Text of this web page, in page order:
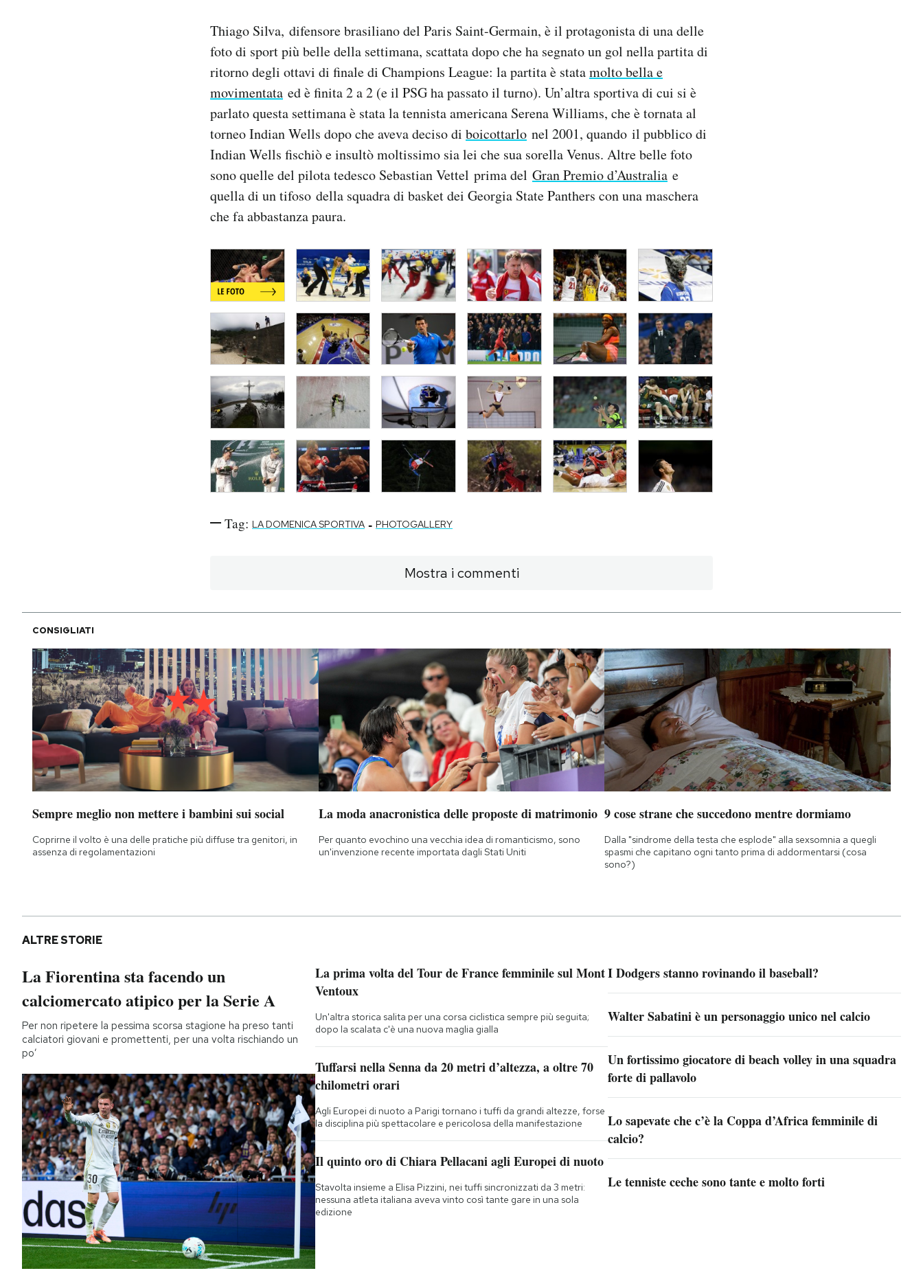
Thiago Silva, difensore brasiliano del Paris Saint-Germain, è il protagonista di una delle
foto di sport più belle della settimana, scattata dopo che ha segnato un gol nella partita di
ritorno degli ottavi di finale di Champions League: la partita è statamolto bella e
movimentata ed è finita 2 a 2 (e il PSG ha passato il turno). Un’altra sportiva di cui si è
parlato questa settimana è stata la tennista americana Serena Williams, che è tornata al
torneo Indian Wells dopo che aveva deciso di boicottarlo nel 2001, quando il pubblico di
Indian Wells fischiò e insultò moltissimo sia lei che sua sorella Venus. Altre belle foto
sono quelle del pilota tedesco Sebastian Vettel prima del Gran Premio d’Australia e
quella di un tifoso della squadra di basket dei Georgia State Panthers con una maschera
che fa abbastanza paura.
Tag: LA DOMENICA SPORTIVA - PHOTOGALLERY
Mostra i commenti
CONSIGLIATI
Sempre meglio non mettere i bambini sui social
Coprirne il volto è una delle pratiche più diffuse tra genitori, in
assenza di regolamentazioni
La moda anacronistica delle proposte di matrimonio
Per quanto evochino una vecchia idea di romanticismo, sono
un'invenzione recente importata dagli Stati Uniti
9 cose strane che succedono mentre dormiamo
Dalla "sindrome della testa che esplode" alla sexsomnia a quegli
spasmi che capitano ogni tanto prima di addormentarsi (cosa
sono?)
ALTRE STORIE
La Fiorentina sta facendo un
calciomercato atipico per la Serie A
Per non ripetere la pessima scorsa stagione ha preso tanti
calciatori giovani e promettenti, per una volta rischiando un
po’
La prima volta del Tour de France femminile sul Mont
Ventoux
Un'altra storica salita per una corsa ciclistica sempre più seguita;
dopo la scalata c'è una nuova maglia gialla
Tuffarsi nella Senna da 20 metri d’altezza, a oltre 70
chilometri orari
Agli Europei di nuoto a Parigi tornano i tuffi da grandi altezze, forse
la disciplina più spettacolare e pericolosa della manifestazione
Il quinto oro di Chiara Pellacani agli Europei di nuoto
Stavolta insieme a Elisa Pizzini, nei tuffi sincronizzati da 3 metri:
nessuna atleta italiana aveva vinto così tante gare in una sola
edizione
I Dodgers stanno rovinando il baseball?
Walter Sabatini è un personaggio unico nel calcio
Un fortissimo giocatore di beach volley in una squadra
forte di pallavolo
Lo sapevate che c’è la Coppa d’Africa femminile di
calcio?
Le tenniste ceche sono tante e molto forti